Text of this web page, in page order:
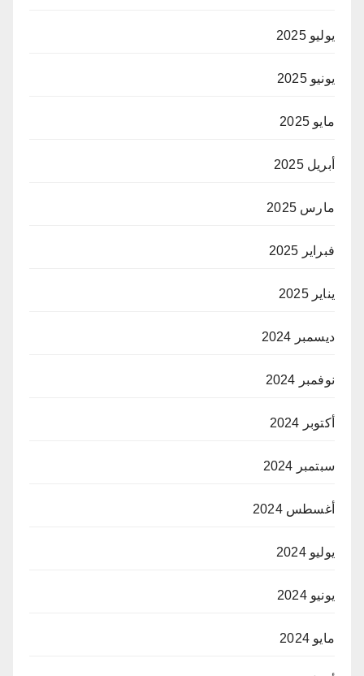
يوليو 2025
يونيو 2025
مايو 2025
أبريل 2025
مارس 2025
فبراير 2025
يناير 2025
ديسمبر 2024
نوفمبر 2024
أكتوبر 2024
سبتمبر 2024
أغسطس 2024
يوليو 2024
يونيو 2024
مايو 2024